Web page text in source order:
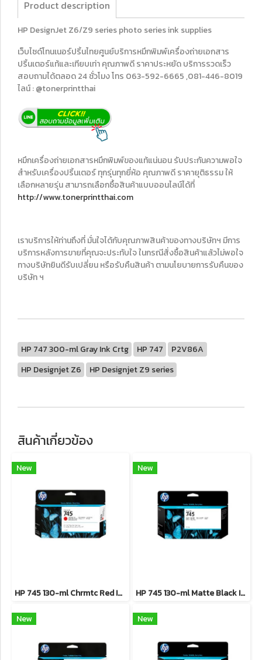
Product description
HP DesignJet Z6/Z9 series photo series ink supplies
เว็บไซด์โทนเนอร์ปริ้นไทยศูนย์บริการหมึกพิมพ์เครื่องถ่ายเอกสาร
ปริ้นเตอร์แท้และเทียบเท่า คุณภาพดี ราคาประหยัด บริการรวดเร็ว
สอบถามได้ตลอด 24 ชั่วโมง โทร 063-592-6665 ,081-446-8019
ไลน์ : @tonerprintthai
หมึกเครื่องถ่ายเอกสารหมึกพิมพ์ของแท้แน่นอน รับประกันความพอใจ
สำหรับเครื่องปริ้นเตอร์ ทุกรุ่นทุกยี่ห้อ คุณภาพดี ราคายุติธรรม ให้
เลือกหลายรุ่น สามารถเลือกซื้อสินค้าแบบออนไลน์ได้ที่
http://www.tonerprintthai.com
เราบริการให้ท่านถึงที่ มั่นใจได้กับคุณภาพสินค้าของทางบริษัทฯ มีการ
บริการหลังการขายที่คุณจะประทับใจ ในกรณีสั่งซื้อสินค้าแล้วไม่พอใจ
ทางบริษัทยินดีรับเปลี่ยน หรือรับคืนสินค้า ตามนโยบายการรับคืนของ
บริษัท ฯ
HP 747 300-ml Gray Ink Crtg HP 747
P2V86A
HP Designjet Z6
HP Designjet Z9 series
สินค้าเกี่ยวข้อง
New
HP 745 130-ml Chrmtc Red Ink Cartridge **สินค้าเลิกผลิต EOL รุ่นทดแทนใช้ F9K06A **
New
HP 745 130-ml Matte Black Ink Cartridge**สินค้าเลิกผลิต EOL รุ่นทดแทนใช้ F9K05A**
New New